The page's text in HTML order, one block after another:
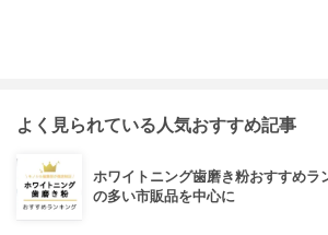
よく見られている人気おすすめ記事
ホワイトニング歯磨き粉おすすめラ
の多い市販品を中心に